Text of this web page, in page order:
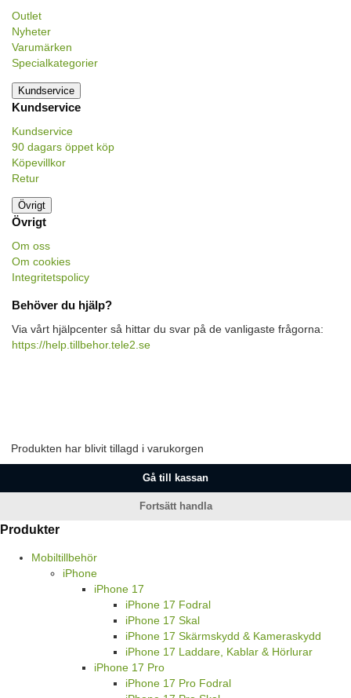
Outlet
Nyheter
Varumärken
Specialkategorier
Kundservice
Kundservice
Kundservice
90 dagars öppet köp
Köpevillkor
Retur
Övrigt
Övrigt
Om oss
Om cookies
Integritetspolicy
Behöver du hjälp?
Via vårt hjälpcenter så hittar du svar på de vanligaste frågorna:
https://help.tillbehor.tele2.se
Produkten har blivit tillagd i varukorgen
Gå till kassan
Fortsätt handla
Produkter
Mobiltillbehör
iPhone
iPhone 17
iPhone 17 Fodral
iPhone 17 Skal
iPhone 17 Skärmskydd & Kameraskydd
iPhone 17 Laddare, Kablar & Hörlurar
iPhone 17 Pro
iPhone 17 Pro Fodral